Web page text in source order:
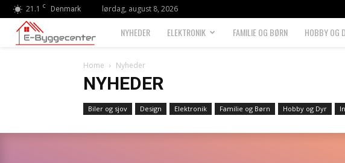
21.1 C Denmark lørdag, august 8, 2026
Byggecenter
NYHEDER ELEKTRONIK FAMILIE OG BØRN HOBBY OG
Home Nyheder
NYHEDER
Biler og sjov Design Elektronik Familie og Børn Hobby og Dyr